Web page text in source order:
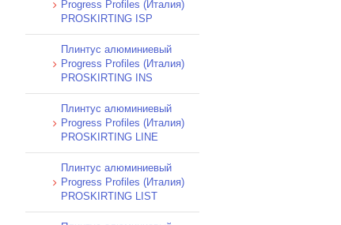
Progress Profiles (Италия)
PROSKIRTING ISP
Плинтус алюминиевый
Progress Profiles (Италия)
PROSKIRTING INS
Плинтус алюминиевый
Progress Profiles (Италия)
PROSKIRTING LINE
Плинтус алюминиевый
Progress Profiles (Италия)
PROSKIRTING LIST